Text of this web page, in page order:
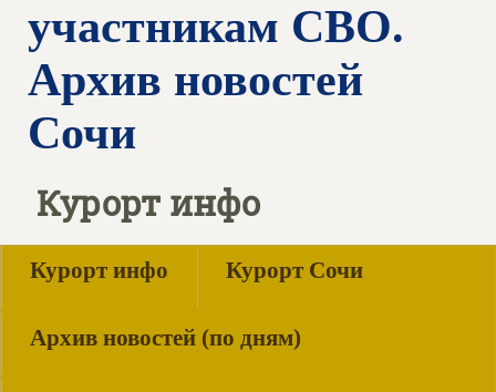
участникам СВО.
Архив новостей
Сочи
Курорт инфо
Курорт инфо Курорт Сочи
Архив новостей (по дням)